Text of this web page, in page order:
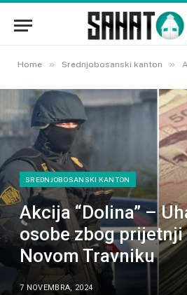
Home » Srednjobosanski kanton »
SREDNJOBOSANSKI KANTON
Akcija “Dolina” –
osobe zbog prijetnji
Novom Travniku
7 NOVEMBRA, 2024